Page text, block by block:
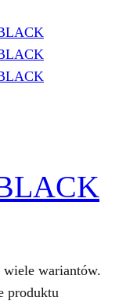
wiele wariantów.
produktu